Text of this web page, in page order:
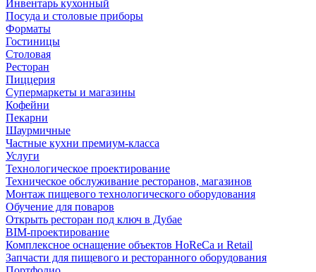
Инвентарь кухонный
Посуда и столовые приборы
Форматы
Гостиницы
Столовая
Ресторан
Пиццерия
Супермаркеты и магазины
Кофейни
Пекарни
Шаурмичные
Частные кухни премиум-класса
Услуги
Технологическое проектирование
Техническое обслуживание ресторанов, магазинов
Монтаж пищевого технологического оборудования
Обучение для поваров
Открыть ресторан под ключ в Дубае
BIM-проектирование
Комплексное оснащение объектов HoReCa и Retail
Запчасти для пищевого и ресторанного оборудования